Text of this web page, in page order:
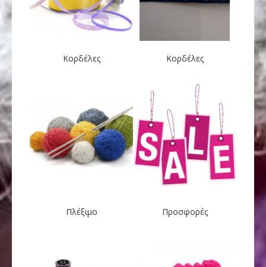
Κορδέλες Κορδέλες
Πλέξιμο Προσφορές